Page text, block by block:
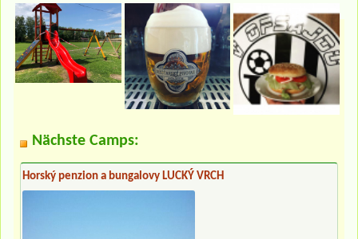
Nächste Camps:
Horský penzion a bungalovy LUCKÝ VRCH